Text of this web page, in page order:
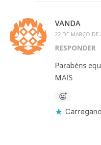
VANDA
22 DE MARÇO DE
RESPONDER
Parabéns
MAIS